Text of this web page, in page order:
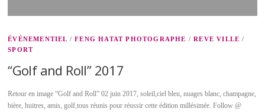
ÉVÉNEMENTIEL /FENG HATAT PHOTOGRAPHE /REVE VILLE /
SPORT
“Golf and Roll” 2017
Retour en image “Golf and Roll” 02 juin 2017, soleil,ciel bleu, nuages blanc, champagne,
bière, huitres, amis, golf,tous réunis pour réussir cette édition millésimée. Follow @